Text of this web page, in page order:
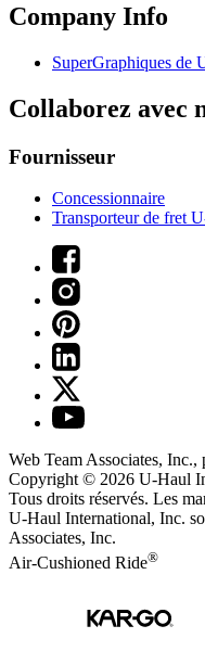
Company Info
SuperGraphiques de
Collaborez avec
Fournisseur
Concessionnaire
Transporteur de fret
Web Team Associates,
Copyright © 2026 U-Haul
Tous droits réservés. Les
U-Haul International, Inc.
Associates, Inc.
Air-Cushioned Ride®